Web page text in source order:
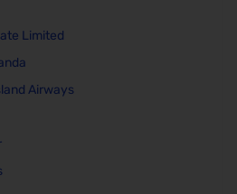
Limited
Airways